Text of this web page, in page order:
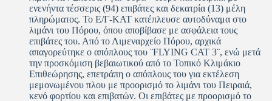
ενενήντα τέσσερις (94) επιβάτες και δεκατρία (13) μέλη
πληρώματος. Το Ε/Γ-KAT κατέπλευσε αυτοδύναμα στο
λιμάνι του Πόρου, όπου αποβίβασε με ασφάλεια τους
επιβάτες του. Από το Λιμεναρχείο Πόρου, αρχικά
απαγορεύτηκε ο απόπλους του ¨FLYING CAT 3¨, ενώ μετά
την προσκόμιση βεβαιωτικού από το Τοπικό Κλιμάκιο
Επιθεώρησης, επετράπη ο απόπλους του για εκτέλεση
μεμονωμένου πλου με προορισμό το λιμάνι του Πειραιά,
κενό φορτίου και επιβατών. Οι επιβάτες με προορισμό το